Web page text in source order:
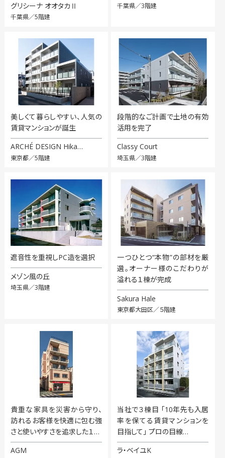
グリシーナ オオタカⅡ
千葉県／5階建
千葉県／3階建
美しくて暮らしやすい、人気の
賃貸マンションが誕生
ARCHÉ DESIGN Hika…
東京都／5階建
段階的なご計画で土地の有効
活用を完了
Classy Court
埼玉県／3階建
遮音性を重視しPC造を選択
メゾン風の丘
埼玉県／3階建
一つひとつ“本物”の部材を厳
選。オーナー様のこだわりが
溢れる１棟が完成
Sakura Hale
東京都大田区／５階建
貴重な家具を災害から守り、
訪れるお客様を快適に包む強
さと使いやすさを追求した１…
AGM
当社で３棟目 「10年先も入居
率を保てる賃貸マンションを
目指して」 プロの目線…
ラ・ベイユK